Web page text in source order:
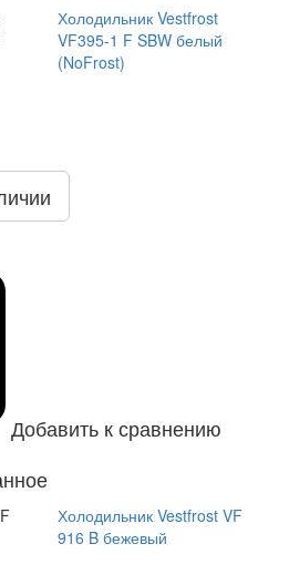
Холодильник Vestfrost
VF395-1 F SBW белый
(NoFrost)
Добавить к сравнению
Холодильник Vestfrost VF
916 B бежевый